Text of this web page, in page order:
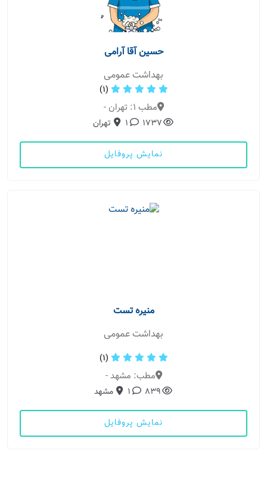
حسین آقا آرامی
بهداشت عمومی
(1)
مطب 1: تهران -
1737
1 تهران
نمایش پروفایل
منیره تست
بهداشت عمومی
(1)
مطب: مشهد -
839
1 مشهد
نمایش پروفایل